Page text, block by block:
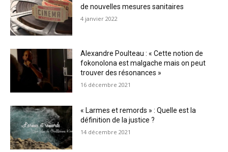
de nouvelles mesures sanitaires
4 janvier 2022
Alexandre Poulteau : « Cette notion de
fokonolona est malgache mais on peut
trouver des résonances »
16 décembre 2021
« Larmes et remords » : Quelle est la
définition de la justice ?
14 décembre 2021